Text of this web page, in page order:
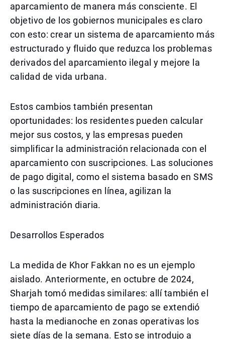
aparcamiento de manera más consciente. El
objetivo de los gobiernos municipales es claro
con esto: crear un sistema de aparcamiento más
estructurado y fluido que reduzca los problemas
derivados del aparcamiento ilegal y mejore la
calidad de vida urbana.
Estos cambios también presentan
oportunidades: los residentes pueden calcular
mejor sus costos, y las empresas pueden
simplificar la administración relacionada con el
aparcamiento con suscripciones. Las soluciones
de pago digital, como el sistema basado en SMS
o las suscripciones en línea, agilizan la
administración diaria.
Desarrollos Esperados
La medida de Khor Fakkan no es un ejemplo
aislado. Anteriormente, en octubre de 2024,
Sharjah tomó medidas similares: allí también el
tiempo de aparcamiento de pago se extendió
hasta la medianoche en zonas operativas los
siete días de la semana. Esto se introdujo a